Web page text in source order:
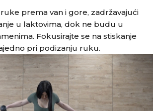
prema van i gore, zadržavajući
u laktovima, dok ne budu u
Fokusirajte se na stiskanje
pri podizanju ruku.